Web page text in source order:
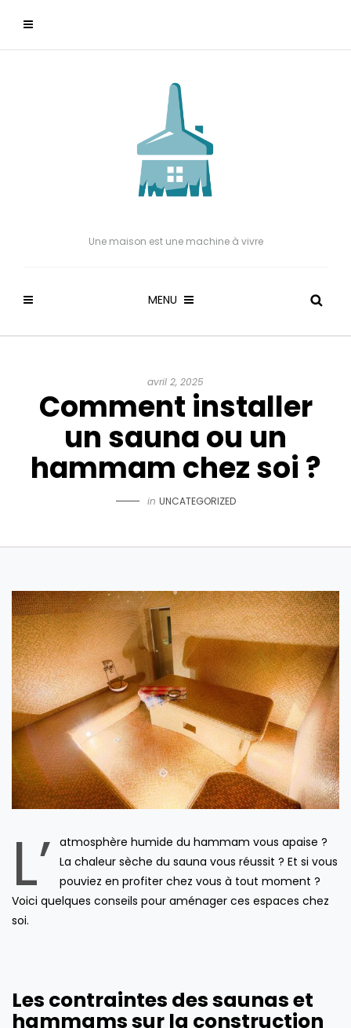
Une maison est une machine à vivre
MENU
avril 2, 2025
Comment installer
un sauna ou un
hammam chez soi ?
in UNCATEGORIZED
L’ atmosphère humide du hammam vous apaise ?
La chaleur sèche du sauna vous réussit ? Et si vous
pouviez en profiter chez vous à tout moment ?
Voici quelques conseils pour aménager ces espaces chez
soi.
Les contraintes des saunas et
hammams sur la construction